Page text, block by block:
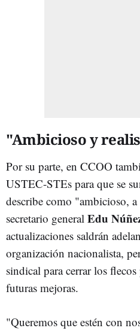
"Ambicioso y
Por su parte, en CCOO
USTEC-STEs para que se
describe como "ambicioso,
secretario general Edu
actualizaciones saldrán
organización nacionalista,
sindical para cerrar los
futuras mejoras.
"Queremos que estén con